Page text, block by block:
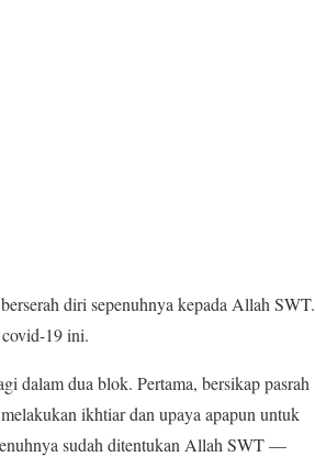
diri sepenuhnya kepada Allah SWT.
19 ini.
dalam dua blok. Pertama, bersikap pasrah
ikhtiar dan upaya apapun untuk
sudah ditentukan Allah SWT —